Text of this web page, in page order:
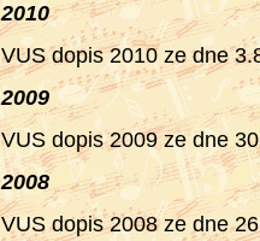
2010
VUS dopis 2010 ze dne
2009
VUS dopis 2009 ze dne
2008
VUS dopis 2008 ze dne